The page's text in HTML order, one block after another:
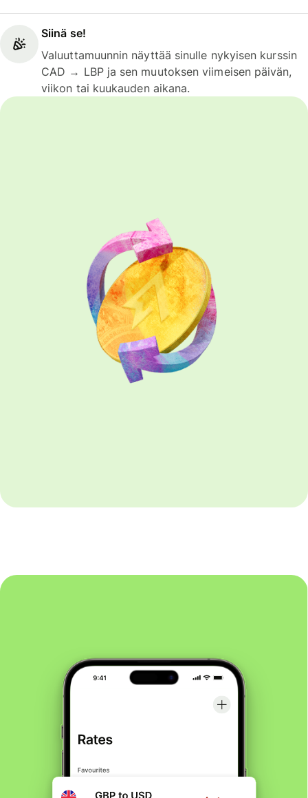
Siinä se!
Valuuttamuunnin näyttää sinulle nykyisen kurssin
CAD → LBP ja sen muutoksen viimeisen päivän,
viikon tai kuukauden aikana.